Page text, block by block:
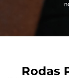
Rodas